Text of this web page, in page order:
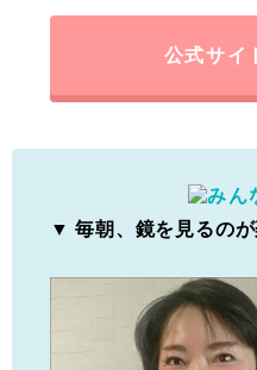
公式サイ
▼ 毎朝、鏡を見るのが